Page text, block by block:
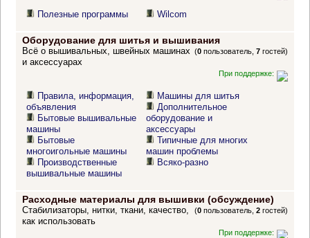
Полезные программы Wilcom
Оборудование для шитья и вышивания
(0 пользователь,7 гостей)
Всё о вышивальных, швейных машинах
и аксессуарах
При поддержке:
Правила, информация,
объявления
Бытовые вышивальные
машины
Бытовые
многоигольные машины
Производственные
вышивальные машины
Машины для шитья
Дополнительное
оборудование и
аксессуары
Типичные для многих
машин проблемы
Всяко-разно
Расходные материалы для вышивки (обсуждение)
(0 пользователь,2 гостей)
Стабилизаторы, нитки, ткани, качество,
как использовать
При поддержке: